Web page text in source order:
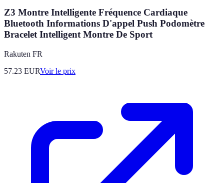
Z3 Montre Intelligente Fréquence Cardiaque
Bluetooth Informations D'appel Push Podomètre
Bracelet Intelligent Montre De Sport
Rakuten FR
57.23 EURVoir le prix